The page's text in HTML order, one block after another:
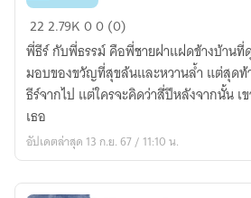
คลั่ง
รัก
ผัว
แฝด
222.79K00 (0)
พี่ธีร์ กับพี่ธรรม์ คือพี่ชายฝาแฝดข้างบ้าน
มอบของขวัญที่สุขล้นและหวานล้ำ แต่สุดท้
ธีร์จากไป แต่ใครจะคิดว่าสี่ปีหลังจากนั้น เ
เธอ
อัปเดตล่าสุด 13 ก.ย. 67 / 11:10 น.